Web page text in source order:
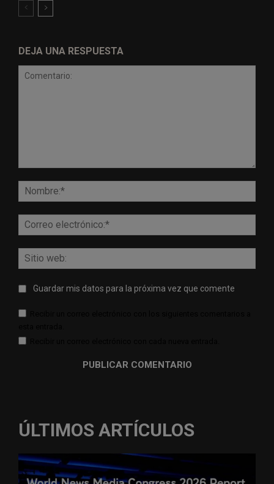
DEJA UNA RESPUESTA
Guardar mis datos para la próxima vez que comente
ÚLTIMOS ARTÍCULOS